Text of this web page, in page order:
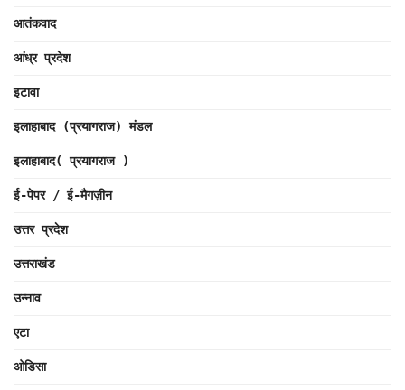
आतंकवाद
आंध्र प्रदेश
इटावा
इलाहाबाद (प्रयागराज) मंडल
इलाहाबाद( प्रयागराज )
ई-पेपर / ई-मैगज़ीन
उत्तर प्रदेश
उत्तराखंड
उन्नाव
एटा
ओडिसा